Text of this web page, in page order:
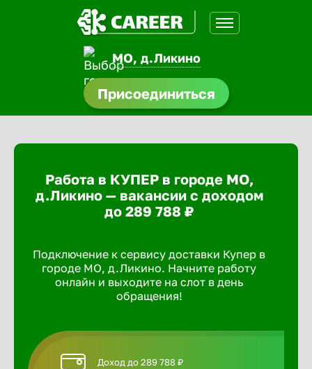
МО, д.Ликино
Присоединиться
Работа в КУПЕР в городе МО,
д.Ликино — вакансии с доходом
до 289 788 ₽
Подключение к сервису доставки Купер в
городе МО, д.Ликино. Начните работу
онлайн и выходите на слот в день
обращения!
Доход до 289 788 ₽